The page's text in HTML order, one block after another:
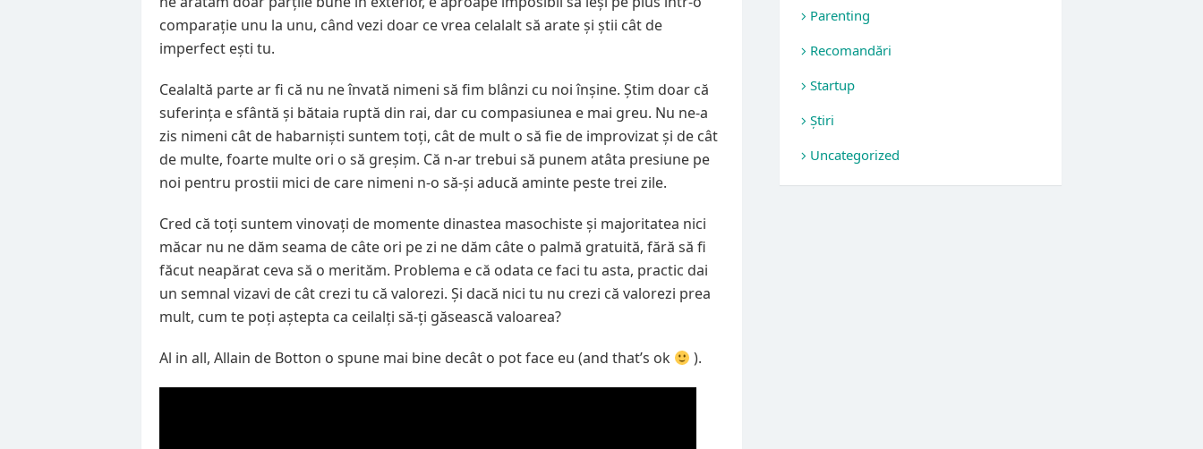
comparație unu la unu, când vezi doar ce vrea celalalt să arate și știi cât de
imperfect ești tu.
Cealaltă parte ar fi că nu ne învată nimeni să fim blânzi cu noi înșine. Știm doar că
suferința e sfântă și bătaia ruptă din rai, dar cu compasiunea e mai greu. Nu ne-a
zis nimeni cât de habarniști suntem toți, cât de mult o să fie de improvizat și de cât
de multe, foarte multe ori o să greșim. Că n-ar trebui să punem atâta presiune pe
noi pentru prostii mici de care nimeni n-o să-și aducă aminte peste trei zile.
Cred că toți suntem vinovați de momente dinastea masochiste și majoritatea nici
măcar nu ne dăm seama de câte ori pe zi ne dăm câte o palmă gratuită, fără să fi
făcut neapărat ceva să o merităm. Problema e că odata ce faci tu asta, practic dai
un semnal vizavi de cât crezi tu că valorezi. Și dacă nici tu nu crezi că valorezi prea
mult, cum te poți aștepta ca ceilalți să-ți găsească valoarea?
Al in all, Allain de Botton o spune mai bine decât o pot face eu (and that’s ok ).
Parenting
Recomandări
Startup
Știri
Uncategorized